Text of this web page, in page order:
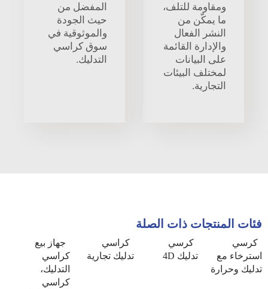
ومقاومة للتلف،
ما يمكّن من
النشر الفعال
والإدارة القائمة
على البيانات
لمختلف البيئات
التجارية.
المفضل من
حيث الجودة
والموثوقية في
سوق كراسي
التدليك.
فئات المنتجات ذات الصلة
كرسي
استرخاء مع
تدليك وحرارة
كرسي
تدليك 4D
كراسي
تدليك تجارية
جهاز بيع
كراسي
التدليك،
كراسي